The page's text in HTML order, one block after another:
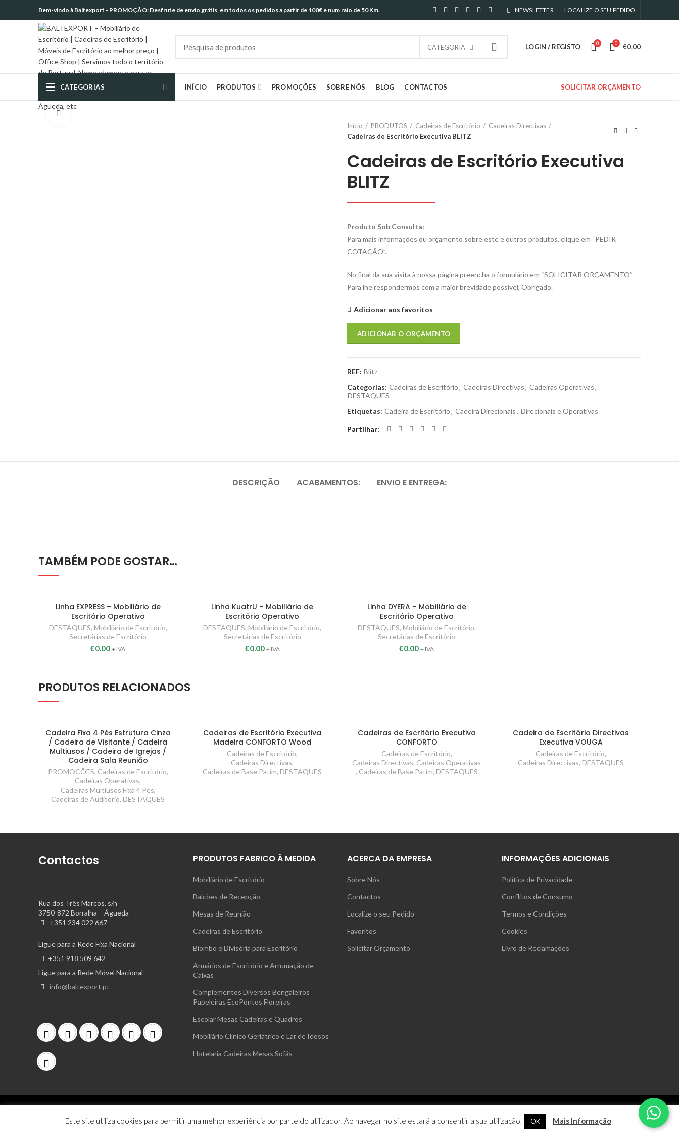
Bem-vindo à Baltexport - PROMOÇÃO: Desfrute de envio grátis, em todos os pedidos a partir de 100€ e num raio de 50 Km. NEWSLETTER LOCALIZE O SEU PEDIDO
CATEGORIA LOGIN / REGISTO 0 0 €0.00
CATEGORIAS INÍCIO PRODUTOS PROMOÇÕES SOBRE NÓS BLOG CONTACTOS SOLICITAR ORÇAMENTO
Início
PRODUTOS Cadeiras de Escritório
Cadeiras Directivas
Cadeiras de Escritório Executiva BLITZ
Cadeiras de Escritório Executiva
BLITZ
Produto Sob Consulta:
Para mais informações ou orçamento sobre este e outros produtos, clique em “PEDIR
COTAÇÃO”.
No final da sua visita à nossa página preencha o formulário em “SOLICITAR ORÇAMENTO”
Para lhe respondermos com a maior brevidade possível, Obrigado.
Adicionar aos favoritos
ADICIONAR O ORÇAMENTO
REF: Blitz
Categorias: Cadeiras de Escritório, Cadeiras Directivas, Cadeiras Operativas,
DESTAQUES
Etiquetas: Cadeira de Escritório, Cadeira Direcionais, Direcionais e Operativas
Partilhar
DESCRIÇÃO ACABAMENTOS: ENVIO E ENTREGA:
TAMBÉM PODE GOSTAR…
Linha EXPRESS – Mobiliário de
Escritório Operativo
DESTAQUES, Mobiliário de Escritório,
Secretárias de Escritório
€0.00 + IVA
Linha KuatrU – Mobiliário de
Escritório Operativo
DESTAQUES, Mobiliário de Escritório,
Secretárias de Escritório
€0.00 + IVA
Linha DYERA – Mobiliário de
Escritório Operativo
DESTAQUES, Mobiliário de Escritório,
Secretárias de Escritório
€0.00 + IVA
PRODUTOS RELACIONADOS
Cadeira Fixa 4 Pés Estrutura Cinza
/ Cadeira de Visitante / Cadeira
Multiusos / Cadeira de Igrejas /
Cadeira Sala Reunião
PROMOÇÕES, Cadeiras de Escritório,
Cadeiras Operativas,
Cadeiras Multiusos Fixa 4 Pés,
Cadeiras de Auditório, DESTAQUES
Cadeiras de Escritório Executiva
Madeira CONFORTO Wood
Cadeiras de Escritório,
Cadeiras Directivas,
Cadeiras de Base Patim, DESTAQUES
Cadeiras de Escritório Executiva
CONFORTO
Cadeiras de Escritório,
Cadeiras Directivas, Cadeiras Operativas
, Cadeiras de Base Patim, DESTAQUES
Cadeira de Escritório Directivas
Executiva VOUGA
Cadeiras de Escritório,
Cadeiras Directivas, DESTAQUES
Contactos
Rua dos Três Marcos, s/n
3750-872 Borralha – Águeda
+351 234 022 667
Ligue para a Rede Fixa Nacional
+351 918 509 642
Ligue para a Rede Móvel Nacional
info@baltexport.pt
PRODUTOS FABRICO À MEDIDA
Mobiliário de Escritório
Balcões de Recepção
Mesas de Reunião
Cadeiras de Escritório
Biombo e Divisória para Escritório
Armários de Escritório e Arrumação de
Caixas
Complementos Diversos Bengaleiros
Papeleiras EcoPontos Floreiras
Escolar Mesas Cadeiras e Quadros
Mobiliário Clínico Geriátrico e Lar de Idosos
Hotelaria Cadeiras Mesas Sofás
ACERCA DA EMPRESA
Sobre Nós
Contactos
Localize o seu Pedido
Favoritos
Solicitar Orçamento
INFORMAÇÕES ADICIONAIS
Política de Privacidade
Conflitos de Consumo
Termos e Condições
Cookies
Livro de Reclamações
Copyright 2026 ©Baltexport Loja Online|Baltexport Mobiliário de Escritório- Portugal
Este site utiliza cookies para permitir uma melhor experiência por parte do utilizador. Ao navegar no site estará a consentir a sua utilização. OK Mais Informação